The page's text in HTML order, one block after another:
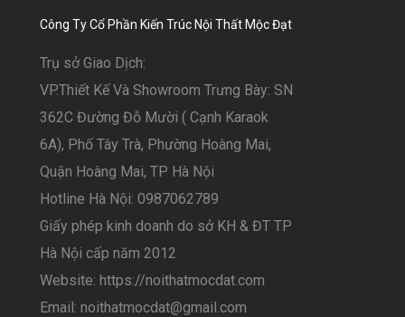
Công Ty Cổ Phần Kiến Trúc Nội Thất Mộc Đạt
Trụ sở Giao Dịch:
VP.Thiết Kế Và Showroom Trưng Bày: SN
362C Đường Đỗ Mười ( Cạnh Karaok
6A), Phố Tây Trà, Phường Hoàng Mai,
Quận Hoàng Mai, TP Hà Nội
Hotline Hà Nội: 0987062789
Giấy phép kinh doanh do sở KH & ĐT TP
Hà Nội cấp năm 2012
Website: https://noithatmocdat.com
Email: noithatmocdat@gmail.com